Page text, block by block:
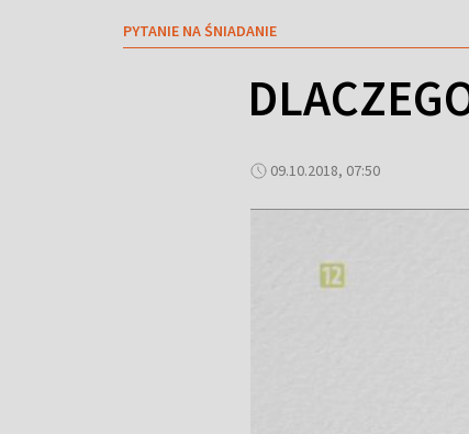
PYTANIE NA ŚNIADANIE
09.10.2018, 07:50